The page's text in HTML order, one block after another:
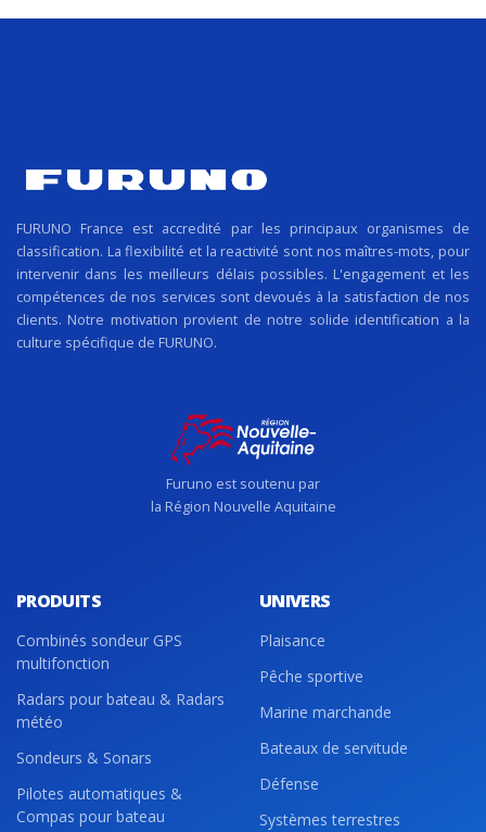
FURUNO France est accredité par les principaux organismes de
classification. La flexibilité et la reactivité sont nos maîtres-mots, pour
intervenir dans les meilleurs délais possibles. L'engagement et les
compétences de nos services sont devoués à la satisfaction de nos
clients. Notre motivation provient de notre solide identification a la
culture spécifique de FURUNO.
Furuno est soutenu par
la Région Nouvelle Aquitaine
PRODUITS
Combinés sondeur GPS
multifonction
Radars pour bateau & Radars
météo
Sondeurs & Sonars
Pilotes automatiques &
Compas pour bateau
UNIVERS
Plaisance
Pêche sportive
Marine marchande
Bateaux de servitude
Défense
Systèmes terrestres